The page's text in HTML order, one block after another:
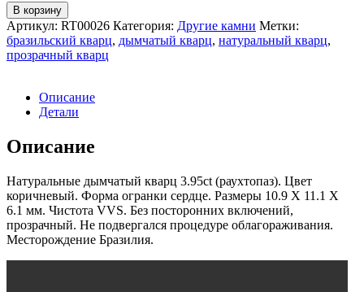
Количество
товара
Дымчатый
кварц
3.95ct
В корзину
Артикул: RT00026 Категория: Другие камни Метки:
бразильский кварц, дымчатый кварц, натуральный кварц,
прозрачный кварц
Описание
Детали
Описание
Натуральные дымчатый кварц 3.95ct (раухтопаз). Цвет
коричневый. Форма огранки сердце. Размеры 10.9 X 11.1 X
6.1 мм. Чистота VVS. Без посторонних включений,
прозрачный. Не подвергался процедуре облагораживания.
Месторождение Бразилия.